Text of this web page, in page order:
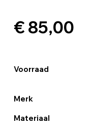
€ 85,00
Voorraad
Merk
Materiaal